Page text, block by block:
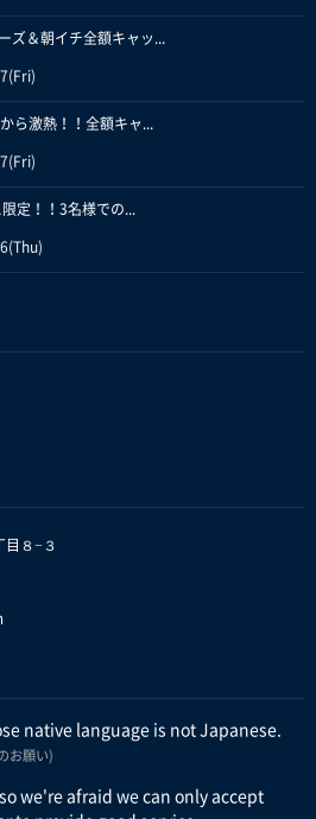
＆朝イチ全額キャッ...
ら激熱！！全額キャ...
定！！3名様での...
目８−３
native language is not Japanese.
お願い)
we're afraid we can only accept